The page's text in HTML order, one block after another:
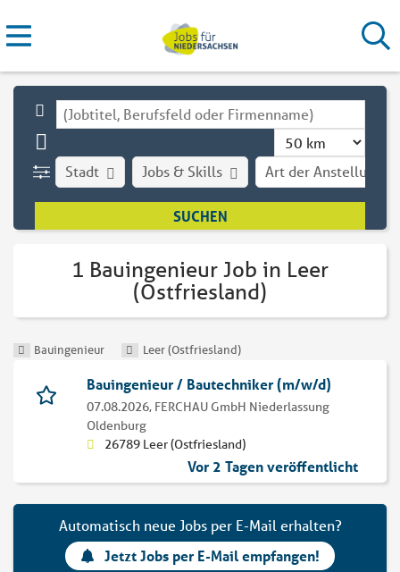
Stadt Art der Anstellung
Jobs & Skills
1 Bauingenieur Job in Leer
(Ostfriesland)
Bauingenieur Leer (Ostfriesland)
Bauingenieur / Bautechniker (m/w/d)
07.08.2026, FERCHAU GmbH Niederlassung
Oldenburg
26789 Leer (Ostfriesland)
Vor 2 Tagen veröffentlicht
Automatisch neue Jobs per E-Mail erhalten?
Jetzt Jobs per E-Mail empfangen!